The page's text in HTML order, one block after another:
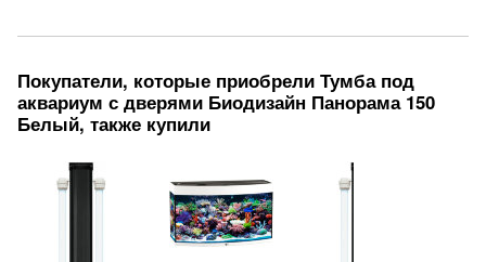
Покупатели, которые приобрели Тумба под
аквариум с дверями Биодизайн Панорама 150
Белый, также купили